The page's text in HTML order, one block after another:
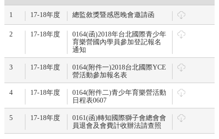
1 17-18年度 總監敘獎暨感恩晚會邀請函
2 17-18年度
0164(函)2018年台北國際青少年
育樂營國內學員參加登記報名
通知
3 17-18年度
0164(附件一)2018台北國際YCE
營活動參加報名表
4 17-18年度
0164(附件二)青少年育樂營活動
日程表0607
5 17-18年度
0161(函)轉知國際獅子會總會會
員退會及會費計收辦法請查照